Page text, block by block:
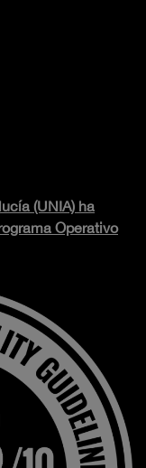
(UNIA) ha
Operativo